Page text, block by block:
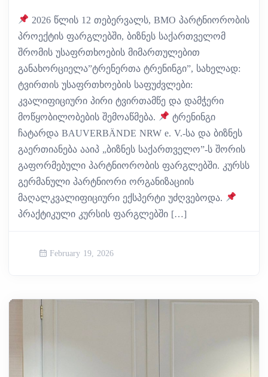
2026 წლის 12 თებერვალს, BMO პარტნიორობის
პროექტის ფარგლებში, ბიზნეს საქართველომ
შრომის უსაფრთხოების მიმართულებით
განახორციელა”ტრენერთა ტრენინგი”, სახელად:
ტვირთის უსაფრთხოების საფუძვლები:
კვალიფიციური პირი ტვირთამწე და დამჭერი
მოწყობილობების შემოაწმება.
ტრენინგი
ჩატარდა BAUVERBÄNDE NRW e. V.-სა და ბიზნეს
გაერთიანება ააიპ „ბიზნეს საქართველო”-ს შორის
გაფორმებული პარტნიორობის ფარგლებში. კურსს
გერმანული პარტნიორი ორგანიზაციის
მაღალკვალიფიციური ექსპერტი უძღვებოდა.
პრაქტიკული კურსის ფარგლებში […]
February 19, 2026